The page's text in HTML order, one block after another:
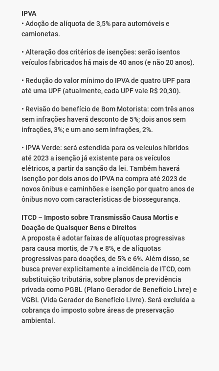
IPVA
• Adoção de alíquota de 3,5% para automóveis e
camionetas.
• Alteração dos critérios de isenções: serão isentos
veículos fabricados há mais de 40 anos (e não 20 anos).
• Redução do valor mínimo do IPVA de quatro UPF para
até uma UPF (atualmente, cada UPF vale R$ 20,30).
• Revisão do benefício de Bom Motorista: com três anos
sem infrações haverá desconto de 5%; dois anos sem
infrações, 3%; e um ano sem infrações, 2%.
• IPVA Verde: será estendida para os veículos híbridos
até 2023 a isenção já existente para os veículos
elétricos, a partir da sanção da lei. Também haverá
isenção por dois anos do IPVA na compra até 2023 de
novos ônibus e caminhões e isenção por quatro anos de
ônibus novo com características de biossegurança.
ITCD – Imposto sobre Transmissão Causa Mortis e
Doação de Quaisquer Bens e Direitos
A proposta é adotar faixas de alíquotas progressivas
para causa mortis, de 7% e 8%, e de alíquotas
progressivas para doações, de 5% e 6%. Além disso, se
busca prever explicitamente a incidência de ITCD, com
substituição tributária, sobre planos de previdência
privada como PGBL (Plano Gerador de Benefício Livre) e
VGBL (Vida Gerador de Benefício Livre). Será excluída a
cobrança do imposto sobre áreas de preservação
ambiental.